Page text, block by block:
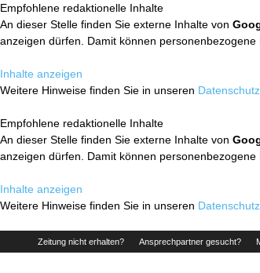
Empfohlene redaktionelle Inhalte
An dieser Stelle finden Sie externe Inhalte von
anzeigen dürfen. Damit können
Inhalte anzeigen
Weitere Hinweise finden Sie in unseren
Empfohlene redaktionelle Inhalte
An dieser Stelle finden Sie externe Inhalte von
anzeigen dürfen. Damit können
Inhalte anzeigen
Weitere Hinweise finden Sie in unseren
Zeitung nicht erhalten? Ansprechpartner gesucht?